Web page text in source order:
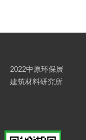
2022中原环保展
建筑材料研究所